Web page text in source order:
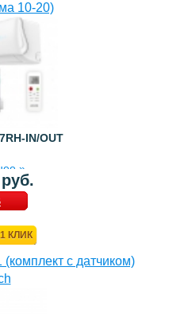
10-20)
IN/OUT
»
КЛИК
c датчиком)